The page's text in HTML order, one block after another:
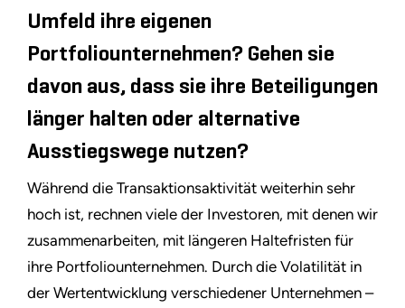
Umfeld ihre eigenen
Portfoliounternehmen? Gehen sie
davon aus, dass sie ihre Beteiligungen
länger halten oder alternative
Ausstiegswege nutzen?
Während die Transaktionsaktivität weiterhin sehr
hoch ist, rechnen viele der Investoren, mit denen wir
zusammenarbeiten, mit längeren Haltefristen für
ihre Portfoliounternehmen. Durch die Volatilität in
der Wertentwicklung verschiedener Unternehmen –